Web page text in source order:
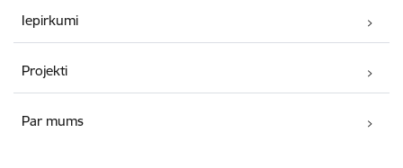
Iepirkumi
Projekti
Par mums